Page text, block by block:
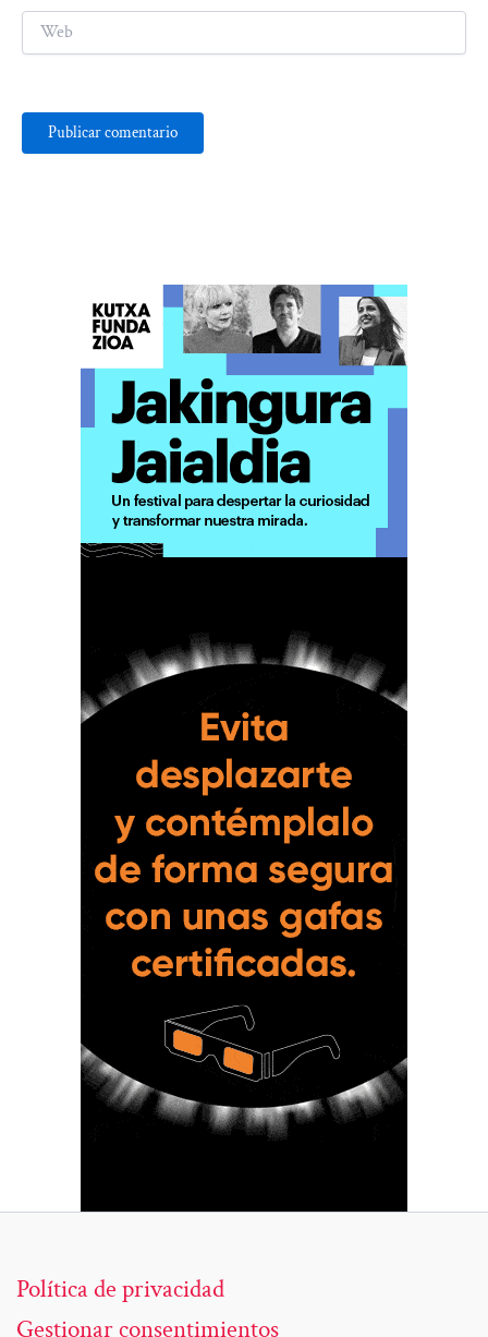
Web
Política de privacidad
Gestionar consentimientos